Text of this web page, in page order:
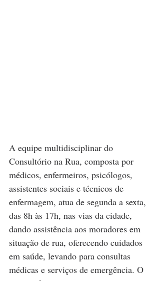
A equipe multidisciplinar do
Consultório na Rua, composta por
médicos, enfermeiros, psicólogos,
assistentes sociais e técnicos de
enfermagem, atua de segunda a sexta,
das 8h às 17h, nas vias da cidade,
dando assistência aos moradores em
situação de rua, oferecendo cuidados
em saúde, levando para consultas
médicas e serviços de emergência. O